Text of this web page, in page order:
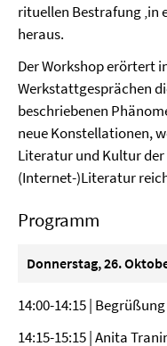
rituellen Bestrafung ‚in
heraus.
Der Workshop erörtert
Werkstattgesprächen
beschriebenen
neue Konstellationen,
Literatur und Kultur der
(Internet-)Literatur
Programm
Donnerstag, 26.
14:00-14:15 |
14:15-15:15 | Anita